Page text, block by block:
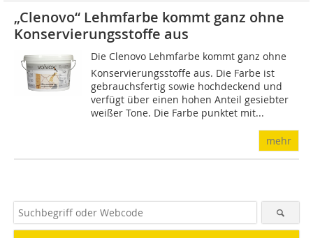
„Clenovo“ Lehmfarbe kommt ganz ohne
Konservierungsstoffe aus
Die Clenovo Lehmfarbe kommt ganz ohne
Konservierungsstoffe aus. Die Farbe ist
gebrauchsfertig sowie hochdeckend und
verfügt über einen hohen Anteil gesiebter
weißer Tone. Die Farbe punktet mit...
mehr